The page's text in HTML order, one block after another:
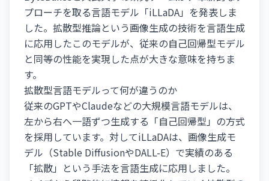
プローチを取る言語モデル「iLLaDA」を発表しま
した。拡散型推論という画像生成の技術を言語生成
に応用したこのモデルが、従来の自己回帰型モデル
と同等の性能を実現した点が大きな意味を持ちま
す。
拡散型言語モデルって何が違うのか
従来のGPTやClaudeなどの大規模言語モデルは、
左から右へ一語ずつ生成する「自己回帰型」の方式
を採用しています。対してiLLaDAは、画像生成モ
デル（Stable DiffusionやDALL-E）で実績のある
「拡散」という手法を言語生成に応用しました。